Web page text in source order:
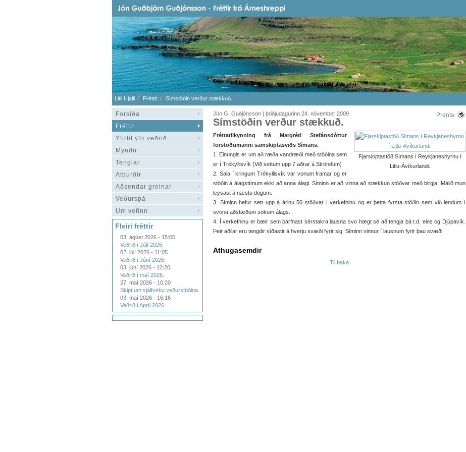
Litli Hjalli Fréttir Símstöðin verður stækkuð.
Forsíða
Fréttir
Yfirlit yfir veðrið
Myndir
Tenglar
Atburðir
Aðsendar greinar
Veðurspá
Um vefinn
Fleiri fréttir
03. ágúst 2026 - 15:05
Veðrið í Júlí 2026.
02. júlí 2026 - 11:05
Veðrið í Júní 2026.
03. júní 2026 - 12:20
Veðrið í maí 2026.
27. maí 2026 - 10:20
Skipt um sjálfvirku veðurstöðina.
03. maí 2026 - 16:16
Veðrið í Apríl 2026.
Jón G. Guðjónsson | þriðjudagurinn 24. nóvember 2009 Prenta
Símstöðin verður stækkuð.
Fjarskiptastöð Símans í Reykjaneshyrnu í
Litlu-Ávíkurlandi.
Fréttatilkynning frá Margréti Stefánsdóttur
forstöðumanni samskiptasviðs Símans.
1. Einungis er um að ræða vandræði með stöðina sem
er í Trékyllisvík (Við settum upp 7 aðrar á Ströndum)
2. Sala í kringum Trékyllisvík var vonum framar og er
stöðin á álagstímum ekki að anna álagi. Síminn er að vinna að stækkun stöðvar með birgja. Málið mun
leysast á næstu dögum.
3. Síminn hefur sett upp á árinu 50 stöðvar í verkefninu og er þetta fyrsta stöðin sem við lendum í
svona aðstæðum sökum álags.
4. Í verkefninu er bæir sem þarfnast sérstakra lausna svo hægt sé að tengja þá t.d. eins og Djúpavík.
Þeir aðilar eru tengdir síðastir á hverju svæði fyrir sig. Síminn vinnur í lausnum fyrir þau svæði.
Athugasemdir
Til baka